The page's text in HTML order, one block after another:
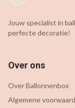
Jouw specialist in
perfecte decoratie!
Over ons
Over Ballonnenbox
Algemene